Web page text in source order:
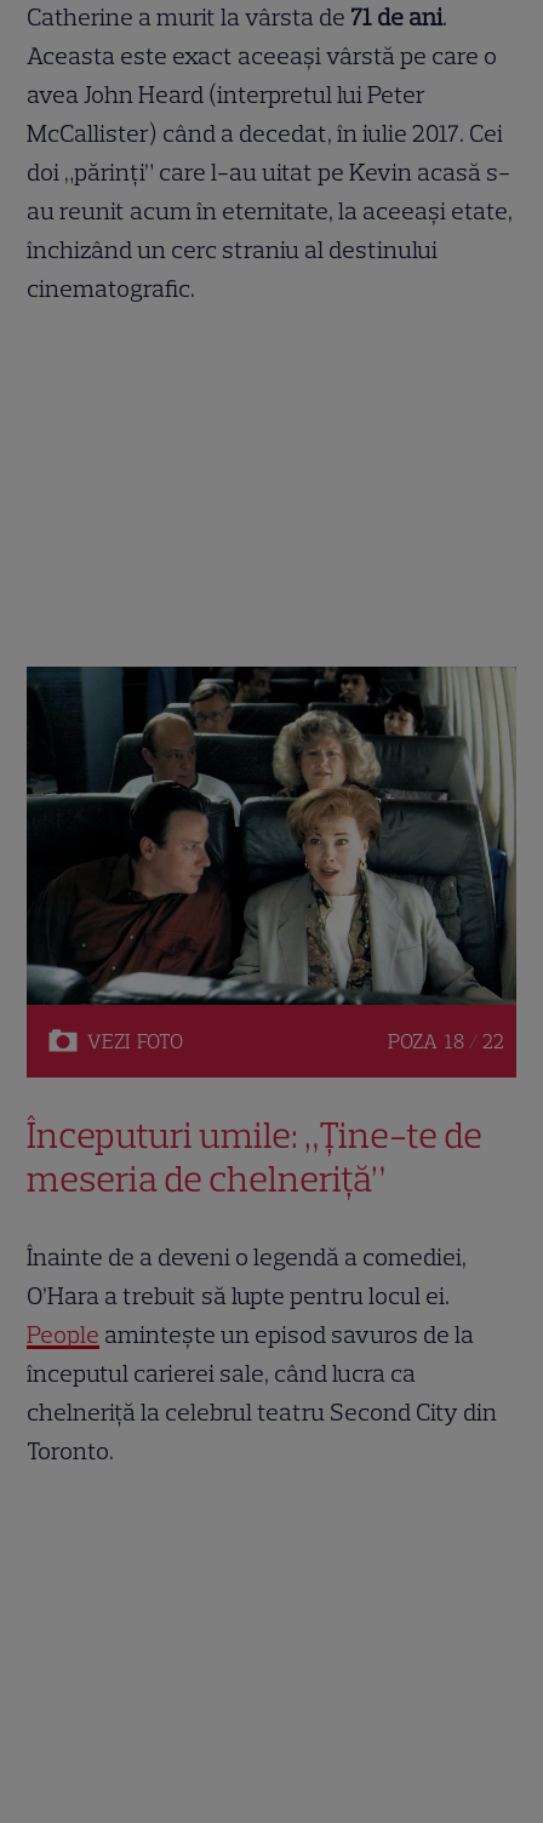
Catherine a murit la vârsta de 71 de ani.
Aceasta este exact aceeași vârstă pe care o
avea John Heard (interpretul lui Peter
McCallister) când a decedat, în iulie 2017. Cei
doi „părinți” care l-au uitat pe Kevin acasă s-
au reunit acum în eternitate, la aceeași etate,
închizând un cerc straniu al destinului
cinematografic.
VEZI FOTO POZA 18 / 22
Începuturi umile: „Ține-te de
meseria de chelneriță”
Înainte de a deveni o legendă a comediei,
O’Hara a trebuit să lupte pentru locul ei.
People amintește un episod savuros de la
începutul carierei sale, când lucra ca
chelneriță la celebrul teatru Second City din
Toronto.